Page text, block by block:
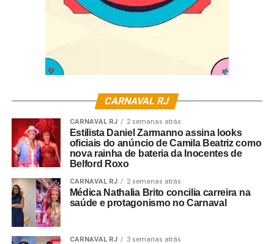
CARNAVAL RJ
CARNAVAL RJ 2 semanas atrás
Estilista Daniel Zarmanno assina looks
oficiais do anúncio de Camila Beatriz como
nova rainha de bateria da Inocentes de
Belford Roxo
CARNAVAL RJ 2 semanas atrás
Médica Nathalia Brito concilia carreira na
saúde e protagonismo no Carnaval
CARNAVAL RJ 3 semanas atrás